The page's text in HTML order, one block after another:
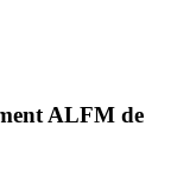
ALFM de